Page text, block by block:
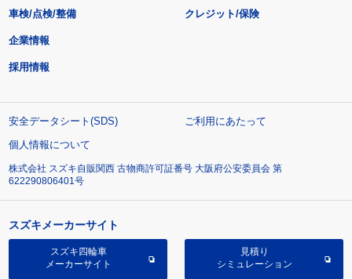
車検/点検/整備 クレジット/保険
企業情報
採用情報
安全データシート(SDS)
ご利用にあたって
個人情報について
株式会社 スズキ自販関西 古物商許可証番号 大阪府公安委員会 第
622290806401号
スズキメーカーサイト
スズキ四輪車
メーカーサイト
見積り
シミュレーション